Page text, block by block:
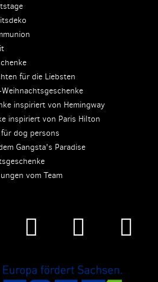
für die Liebsten
inspiriert von Hemingway
inspiriert von Paris Hilton
dog persons
Gangsta's Paradise
vom Team